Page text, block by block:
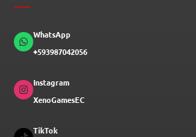
WhatsApp
+593987042056
Instagram
XenoGamesEC
TikTok